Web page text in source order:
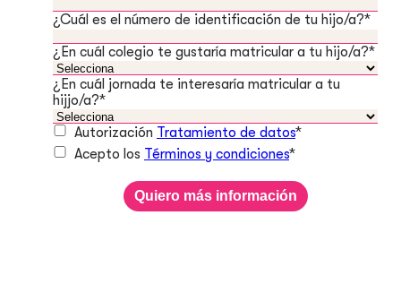
¿Cuál es el número de identificación de tu hijo/a?*
¿En cuál colegio te gustaría matricular a tu hijo/a?*
¿En cuál jornada te interesaría matricular a tu
hijjo/a?*
Autorización Tratamiento de datos*
Acepto los Términos y condiciones*